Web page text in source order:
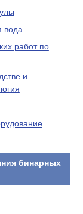
вода
работ по
и
бинарных